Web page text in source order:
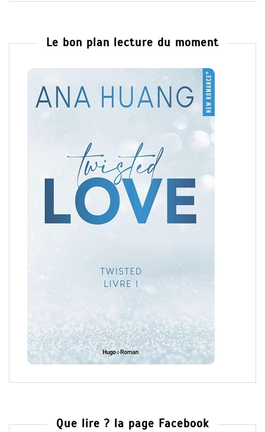
Le bon plan lecture du moment
Que lire ? la page Facebook